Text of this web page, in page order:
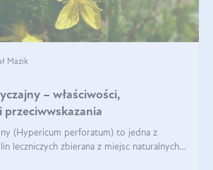
Mazik
– właściwości,
przeciwwskazania
(Hypericum perforatum) to jedna z
leczniczych zbierana z miejsc naturalnych i